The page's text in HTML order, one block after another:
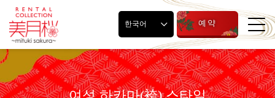
한국어 예약
여성 하카마(袴) 스타일